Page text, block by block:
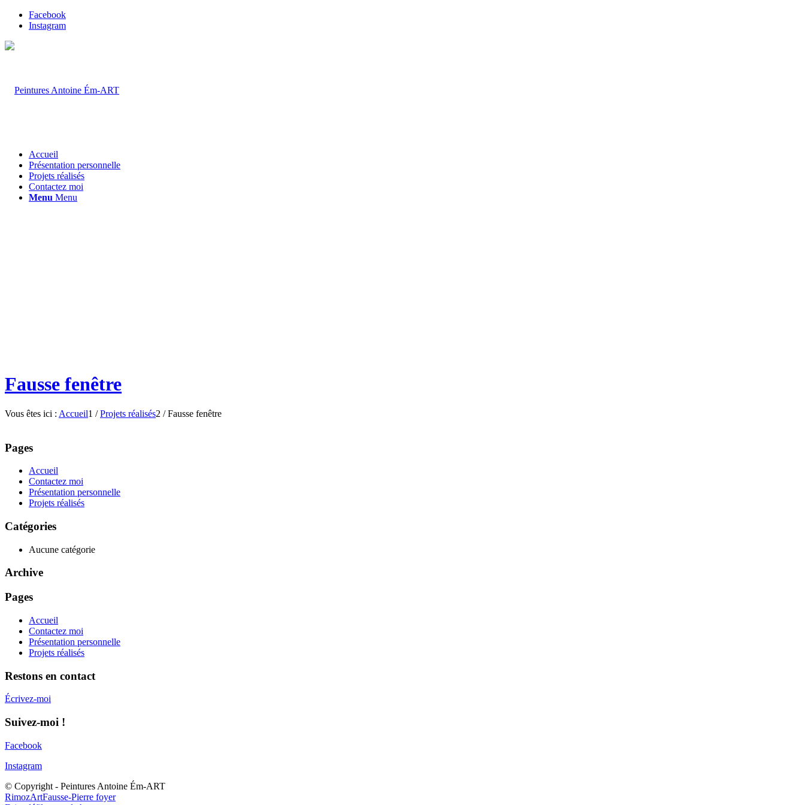
Facebook
Instagram
Accueil
Présentation personnelle
Projets réalisés
Contactez moi
Menu Menu
Fausse fenêtre
Vous êtes ici : Accueil1 / Projets réalisés2 / Fausse fenêtre
Pages
Accueil
Contactez moi
Présentation personnelle
Projets réalisés
Catégories
Aucune catégorie
Archive
Pages
Accueil
Contactez moi
Présentation personnelle
Projets réalisés
Restons en contact
Écrivez-moi
Suivez-moi !
Facebook
Instagram
© Copyright - Peintures Antoine Ém-ART
RimozArtFausse-Pierre foyer